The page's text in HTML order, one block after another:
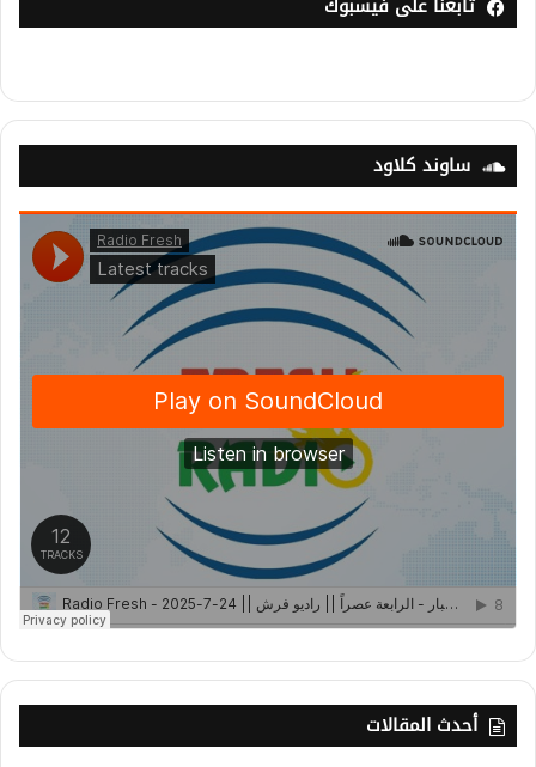
ساوند كلاود
أحدث المقالات